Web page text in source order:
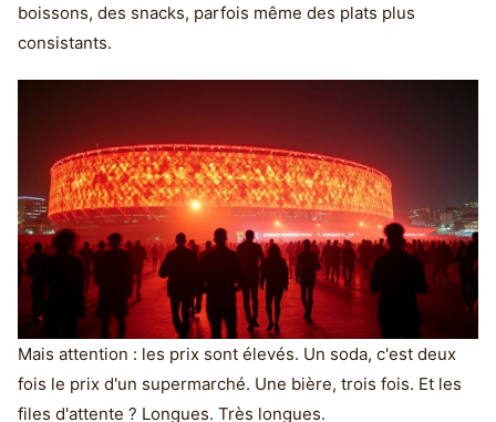
boissons, des snacks, parfois même des plats plus
consistants.
Mais attention : les prix sont élevés. Un soda, c'est deux
fois le prix d'un supermarché. Une bière, trois fois. Et les
files d'attente ? Longues. Très longues.